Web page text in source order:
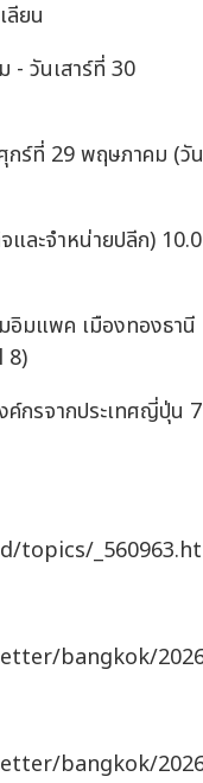
ลียน
- วันเสาร์ที่ 30
กร์ที่ 29 พฤษภาคม (วัน
และจำหน่ายปลีก)
อิมแพค เมืองทองธานี
8)
ค์กรจากประเทศญี่ปุ่น 7
topics/
bangkok/
bangkok/